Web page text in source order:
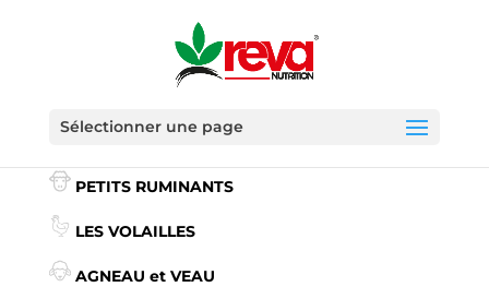
Sélectionner une page
GRANDS RUMINANTS
PETITS RUMINANTS
LES VOLAILLES
AGNEAU et VEAU